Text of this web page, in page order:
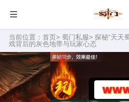
当前位置： 首页> 蜀门私服> 探秘“天天
戏背后的灰色地带与玩家心态